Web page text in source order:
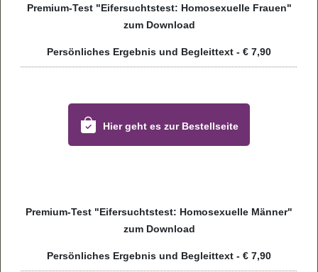
Pre­mium-Test "Eifer­suchts­test: Homo­se­xu­elle Frauen"
zum Dow­n­load
Per­sön­li­ches Ergeb­nis und Begleit­text - € 7,90
Hier geht es zur Bestell­seite
Pre­mium-Test "Eifer­suchts­test: Homo­se­xu­elle Män­ner"
zum Dow­n­load
Per­sön­li­ches Ergeb­nis und Begleit­text - € 7,90